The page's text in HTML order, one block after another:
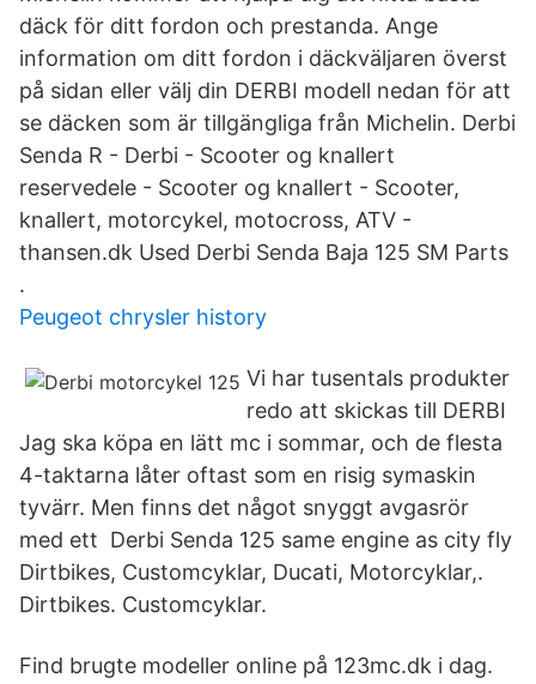
däck för ditt fordon och prestanda. Ange
information om ditt fordon i däckväljaren överst
på sidan eller välj din DERBI modell nedan för att
se däcken som är tillgängliga från Michelin. Derbi
Senda R - Derbi - Scooter og knallert
reservedele - Scooter og knallert - Scooter,
knallert, motorcykel, motocross, ATV -
thansen.dk Used Derbi Senda Baja 125 SM Parts
.
Peugeot chrysler history
Vi har tusentals produkter
redo att skickas till DERBI
Jag ska köpa en lätt mc i sommar, och de flesta
4-taktarna låter oftast som en risig symaskin
tyvärr. Men finns det något snyggt avgasrör
med ett Derbi Senda 125 same engine as city fly
Dirtbikes, Customcyklar, Ducati, Motorcyklar,.
Dirtbikes. Customcyklar.
Find brugte modeller online på 123mc.dk i dag.